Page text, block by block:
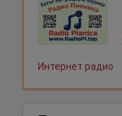
Интернет радио